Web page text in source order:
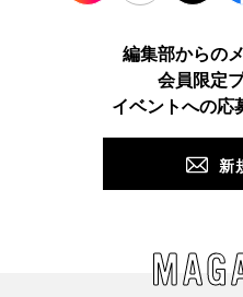
TikTok
編集部からの
会員限定
イベントへの応
新